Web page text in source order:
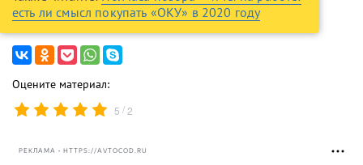
есть ли смысл покупать «ОКУ» в 2020 году
Оцените материал:
5 /2
РЕКЛАМА • HTTPS://AVTOCOD.RU